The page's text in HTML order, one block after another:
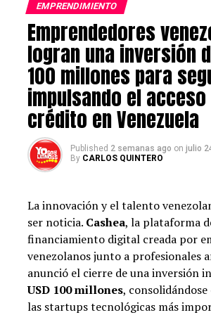
emprendimiento. En este
Nantik Lum cuenta con el
nacional Avanza Integra, en el
formación y asesoramiento
las herramientas necesarias
inserción en el mercado laboral
autoempleo de personas
Conocer tendencias y
estar a la orden del día de los
crecimiento y las nuevas
valor. Por ejemplo, escuchar al
conocer los cambios sociales y
analizar la competencia son
afianzar una idea.
Plan de negocio: Diseñar un
incluya objetivos a corto y largo
de valor, estrategias
EMPRENDIMIENTO
Emprendedores
logran una inversión
100 millones para
impulsando el
crédito en Venezuela
Published 2 semanas ago on julio
By CARLOS QUINTERO
La innovación y el talento
ser noticia. Cashea, la plataforma
financiamiento digital creada por
venezolanos junto a profesionales
anunció el cierre de una inversión
USD 100 millones,
las startups tecnológicas más